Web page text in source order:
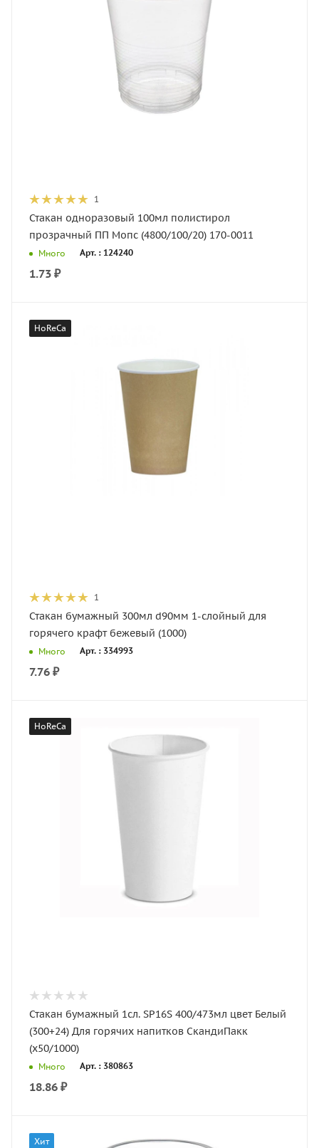
1
Стакан одноразовый 100мл полистирол
прозрачный ПП Мопс (4800/100/20) 170-0011
Много Арт. : 124240
1.73 ₽
HoReCa
1
Стакан бумажный 300мл d90мм 1-слойный для
горячего крафт бежевый (1000)
Много Арт. : 334993
7.76 ₽
HoReCa
Стакан бумажный 1сл. SP16S 400/473мл цвет Белый
(300+24) Для горячих напитков СкандиПакк
(х50/1000)
Много Арт. : 380863
18.86 ₽
Хит